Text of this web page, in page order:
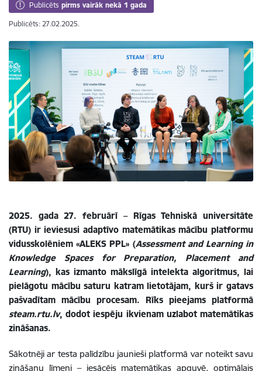
Publicēts pirms vairāk nekā 1 gada
Publicēts: 27.02.2025.
2025. gada 27. februārī – Rīgas Tehniskā universitāte
(RTU) ir ieviesusi adaptīvo matemātikas mācību platformu
vidusskolēniem «ALEKS PPL» (Assessment and Learning in
Knowledge Spaces for Preparation, Placement and
Learning), kas izmanto mākslīgā intelekta algoritmus, lai
pielāgotu mācību saturu katram lietotājam, kurš ir gatavs
pašvadītam mācību procesam. Rīks pieejams platformā
steam.rtu.lv, dodot iespēju ikvienam uzlabot matemātikas
zināšanas.
Sākotnēji ar testa palīdzību jaunieši platformā var noteikt savu
zināšanu līmeni – iesācējs matemātikas apguvē, optimālais